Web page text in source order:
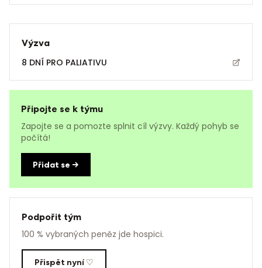
Výzva
8 DNÍ PRO PALIATIVU
Připojte se k týmu
Zapojte se a pomozte splnit cíl výzvy. Každý pohyb se
počítá!
Přidat se →
Podpořit tým
100 % vybraných peněz jde hospici.
Přispět nyní ♡